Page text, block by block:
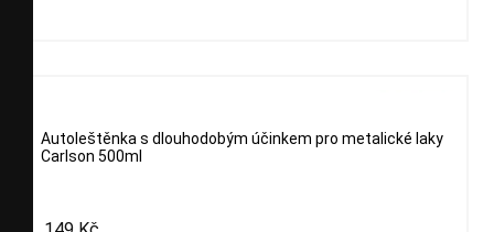
Autoleštěnka s dlouhodobým účinkem pro metalické laky
Carlson 500ml